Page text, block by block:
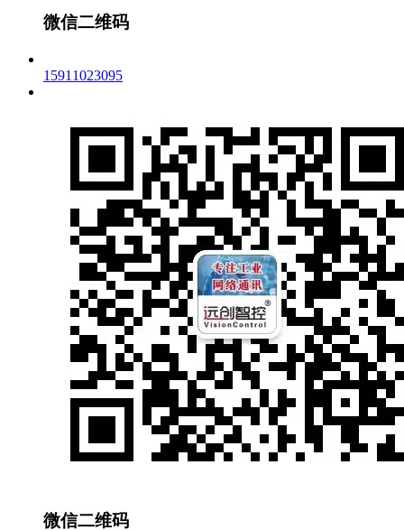
微信二维码
15911023095
微信二维码